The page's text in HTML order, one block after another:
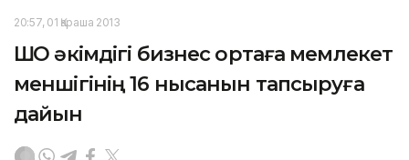
20:57, 01 Қараша 2013
ШҚО әкімдігі бизнес ортаға мемлекет
меншігінің 16 нысанын тапсыруға
дайын